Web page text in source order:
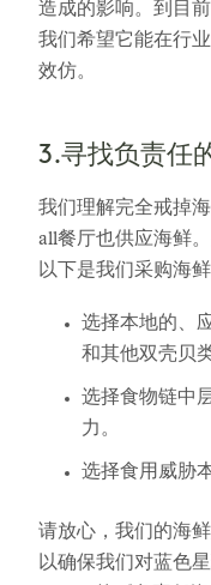
造成的影响。到目
我们希望它能在行
效仿。
3.寻找负责任
我们理解完全戒掉
all餐厅也供应海鲜
以下是我们采购海
选择本地的、
和其他双壳贝类
选择食物链中
力。
选择食用威胁
请放心，我们的海
以确保我们对蓝色